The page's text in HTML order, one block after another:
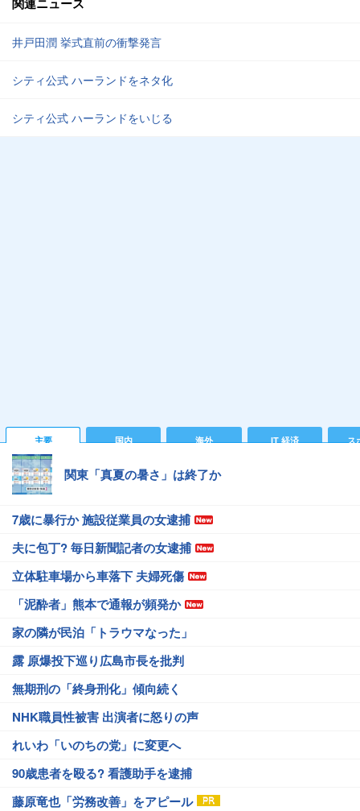
井戸田潤 挙式直前の衝撃発言
シティ公式 ハーランドをネタ化
シティ公式 ハーランドをいじる
主要 国内 海外 IT 経済 ス
関東「真夏の暑さ」は終了か
7歳に暴行か 施設従業員の女逮捕
夫に包丁? 毎日新聞記者の女逮捕
立体駐車場から車落下 夫婦死傷
「泥酔者」熊本で通報が頻発か
家の隣が民泊「トラウマなった」
露 原爆投下巡り広島市長を批判
無期刑の「終身刑化」傾向続く
NHK職員性被害 出演者に怒りの声
れいわ「いのちの党」に変更へ
90歳患者を殴る? 看護助手を逮捕
藤原竜也「労務改善」をアピール